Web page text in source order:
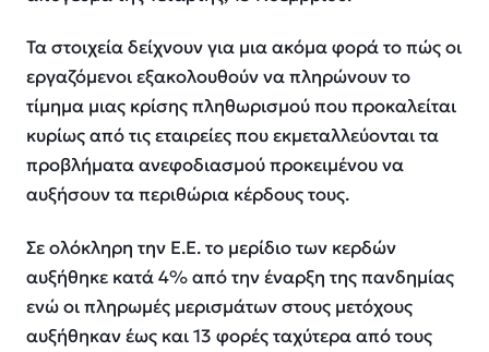
Τα στοιχεία δείχνουν για μια ακόμα φορά το πώς οι
εργαζόμενοι εξακολουθούν να πληρώνουν το
τίμημα μιας κρίσης πληθωρισμού που προκαλείται
κυρίως από τις εταιρείες που εκμεταλλεύονται τα
προβλήματα ανεφοδιασμού προκειμένου να
αυξήσουν τα περιθώρια κέρδους τους.
Σε ολόκληρη την Ε.Ε. το μερίδιο των κερδών
αυξήθηκε κατά 4%από την έναρξη της πανδημίας
ενώ οι πληρωμές μερισμάτων στους μετόχους
αυξήθηκαν έως και13 φορές ταχύτερααπό τους